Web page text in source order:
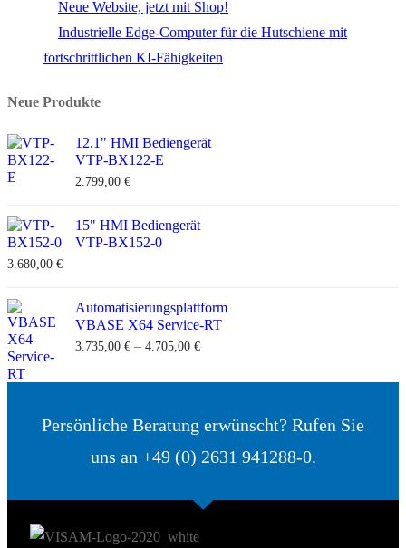
Neue Website, jetzt mit Shop!
Industrielle Edge-Computer für die Hutschiene mit
fortschrittlichen KI-Fähigkeiten
Neue Produkte
12.1" HMI Bediengerät
VTP-BX122-E
2.799,00 €
15" HMI Bediengerät
VTP-BX152-0
3.680,00 €
Automatisierungsplattform
VBASE X64 Service-RT
3.735,00 € – 4.705,00 €
Persönliche Beratung erwünscht? Rufen Sie
uns an +49 (0) 2631 941288-0.